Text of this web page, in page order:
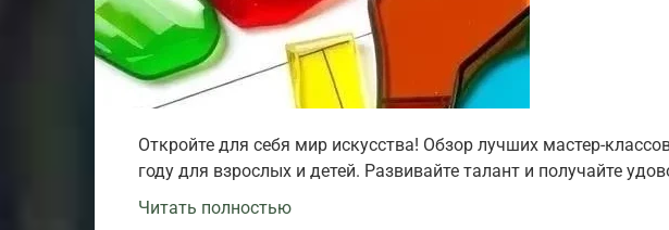
Откройте для себя мир искусства! Обзор лучших мастер-
году для взрослых и детей. Развивайте талант и получайте
Читать полностью